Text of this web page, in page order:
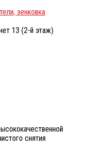
зенковка
13 (2-й этаж)
снятия